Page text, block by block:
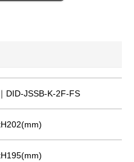
DID-JSSB-K-2F-FS